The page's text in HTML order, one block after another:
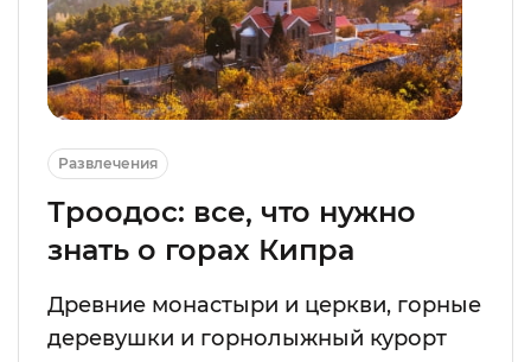
Развлечения
Троодос: все, что нужно
знать о горах Кипра
Древние монастыри и церкви, горные
деревушки и горнолыжный курорт